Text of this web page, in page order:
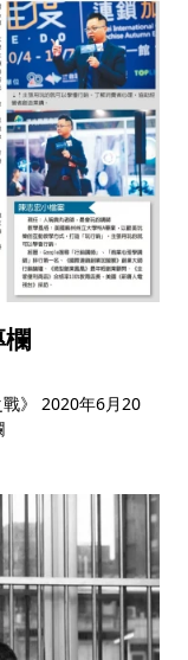
》 2020年6月20